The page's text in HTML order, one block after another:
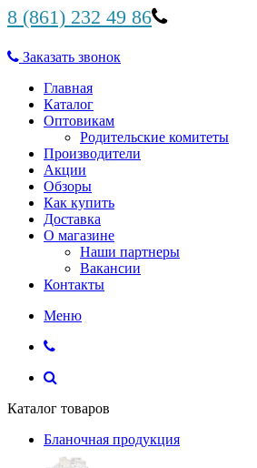
8 (861) 232 49 86
Заказать звонок
Главная
Каталог
Оптовикам
Родительские комитеты
Производители
Акции
Обзоры
Как купить
Доставка
О магазине
Наши партнеры
Вакансии
Контакты
Меню
Каталог товаров
Бланочная продукция